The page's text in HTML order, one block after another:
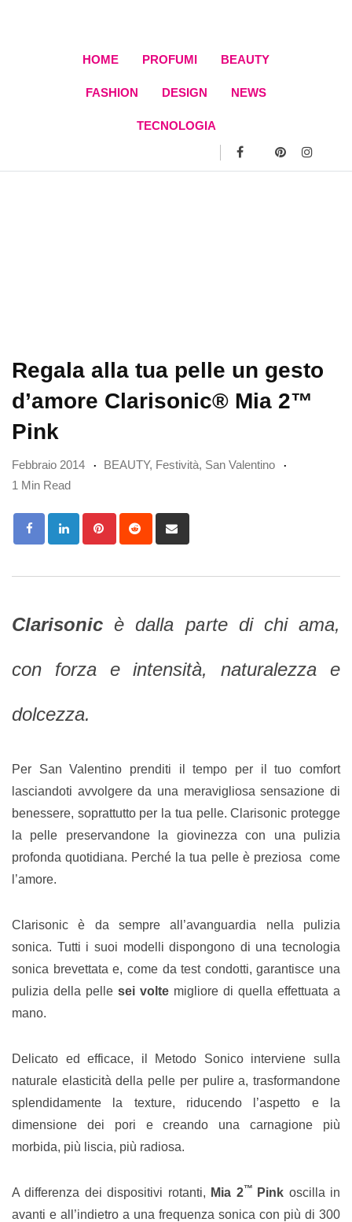
HOME PROFUMI BEAUTY
FASHION DESIGN NEWS
TECNOLOGIA
Regala alla tua pelle un gesto
d’amore Clarisonic® Mia 2™
Pink
Febbraio 2014 BEAUTY, Festività, San Valentino
1 Min Read
PinterestReddit
via
Clarisonic è dalla parte di chi ama,
con forza e intensità, naturalezza e
dolcezza.
Per San Valentino prenditi il tempo per il tuo comfort
lasciandoti avvolgere da una meravigliosa sensazione di
benessere, soprattutto per la tua pelle. Clarisonic protegge
la pelle preservandone la giovinezza con una pulizia
profonda quotidiana. Perché la tua pelle è preziosa come
l’amore.
Clarisonic è da sempre all’avanguardia nella pulizia
sonica. Tutti i suoi modelli dispongono di una tecnologia
sonica brevettata e, come da test condotti, garantisce una
pulizia della pelle sei volte migliore di quella effettuata a
mano.
Delicato ed efficace, il Metodo Sonico interviene sulla
naturale elasticità della pelle per pulire a, trasformandone
splendidamente la texture, riducendo l’aspetto e la
dimensione dei pori e creando una carnagione più
morbida, più liscia, più radiosa.
A differenza dei dispositivi rotanti, Mia 2™ Pink oscilla in
avanti e all’indietro a una frequenza sonica con più di 300